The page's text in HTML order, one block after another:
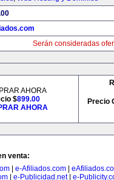
Serán consideradas
AHORA
$899.00
AHORA
Precio
venta:
| e-Afiliados.com|
| e-Publicidad.net| e-